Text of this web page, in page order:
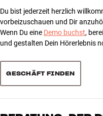
ALLGEMEINE MERKMALE
Backbox für die
und CWM CINEMA 7
Du bist jederzeit herzlich
vorbeizuschauen und Dir
Wenn Du eine Demo buchst,
und gestalten Dein Hörerlebnis
GESCHÄFT FINDEN